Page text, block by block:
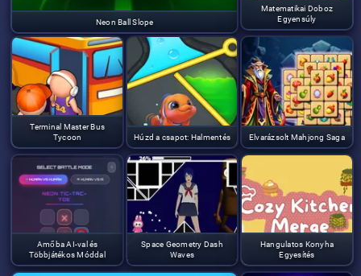
Neon Ball Slope
Matematikai Doboz
Egyensúly
Terminal Master Bus
Tycoon
Húzd a csapot: Halmentés Elvarázsolt Mahjong Saga
Amőba AI-val és
Többjátékos Móddal
Space Geometry Dash
Waves
Hangulatos Konyha
Egyesítés